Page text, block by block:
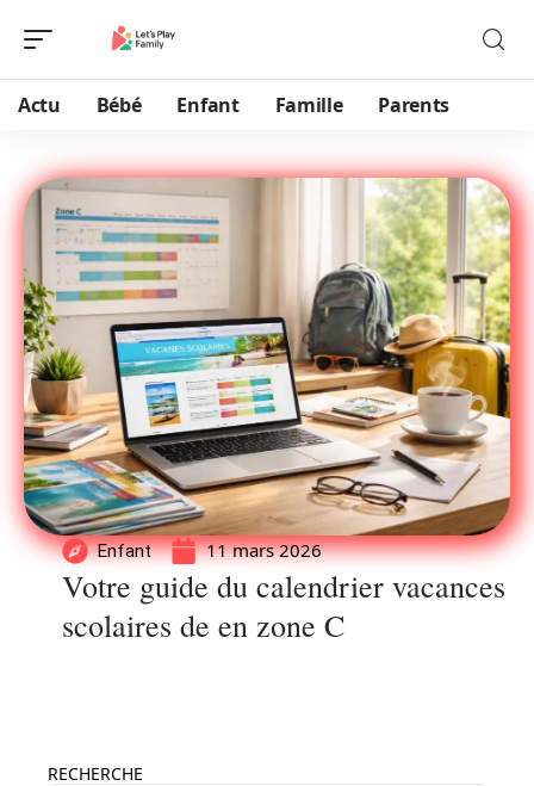
Actu Bébé Enfant Famille Parents
Enfant 11 mars 2026
Votre guide du calendrier vacances
scolaires de en zone C
RECHERCHE